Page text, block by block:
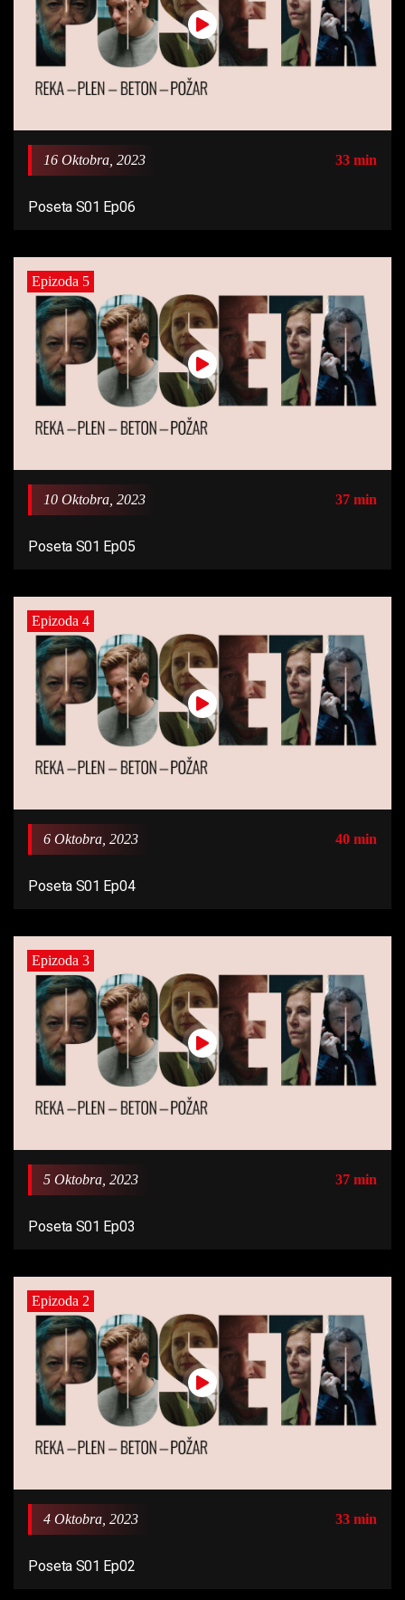
16 Oktobra, 2023 33 min
Poseta S01 Ep06
Epizoda 5
10 Oktobra, 2023 37 min
Poseta S01 Ep05
Epizoda 4
6 Oktobra, 2023 40 min
Poseta S01 Ep04
Epizoda 3
5 Oktobra, 2023 37 min
Poseta S01 Ep03
Epizoda 2
4 Oktobra, 2023 33 min
Poseta S01 Ep02